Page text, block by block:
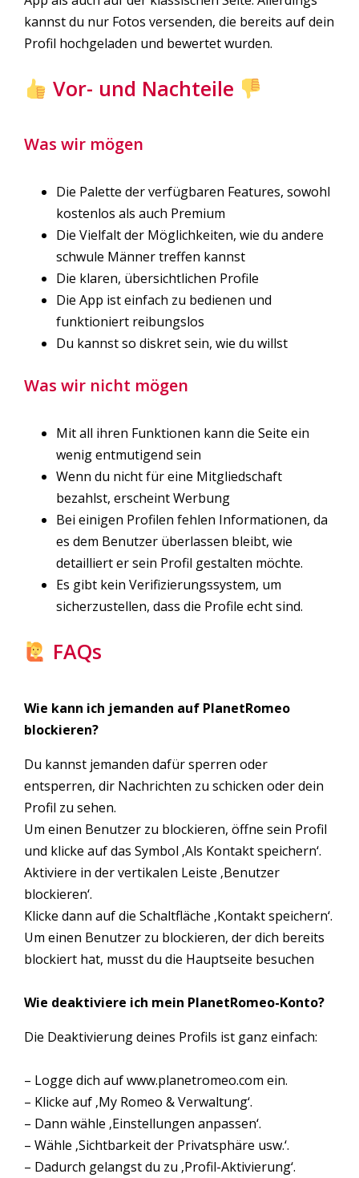
kannst du nur Fotos versenden, die bereits auf dein
Profil hochgeladen und bewertet wurden.
Vor- und Nachteile
Was wir mögen
Die Palette der verfügbaren Features, sowohl
kostenlos als auch Premium
Die Vielfalt der Möglichkeiten, wie du andere
schwule Männer treffen kannst
Die klaren, übersichtlichen Profile
Die App ist einfach zu bedienen und
funktioniert reibungslos
Du kannst so diskret sein, wie du willst
Was wir nicht mögen
Mit all ihren Funktionen kann die Seite ein
wenig entmutigend sein
Wenn du nicht für eine Mitgliedschaft
bezahlst, erscheint Werbung
Bei einigen Profilen fehlen Informationen, da
es dem Benutzer überlassen bleibt, wie
detailliert er sein Profil gestalten möchte.
Es gibt kein Verifizierungssystem, um
sicherzustellen, dass die Profile echt sind.
FAQs
Wie kann ich jemanden auf PlanetRomeo
blockieren?
Du kannst jemanden dafür sperren oder
entsperren, dir Nachrichten zu schicken oder dein
Profil zu sehen.
Um einen Benutzer zu blockieren, öffne sein Profil
und klicke auf das Symbol ‚Als Kontakt speichern‘.
Aktiviere in der vertikalen Leiste ‚Benutzer
blockieren‘.
Klicke dann auf die Schaltfläche ‚Kontakt speichern‘.
Um einen Benutzer zu blockieren, der dich bereits
blockiert hat, musst du die Hauptseite besuchen
Wie deaktiviere ich mein PlanetRomeo-Konto?
Die Deaktivierung deines Profils ist ganz einfach:
– Logge dich auf www.planetromeo.com ein.
– Klicke auf ‚My Romeo & Verwaltung‘.
– Dann wähle ‚Einstellungen anpassen‘.
– Wähle ‚Sichtbarkeit der Privatsphäre usw.‘.
– Dadurch gelangst du zu ‚Profil-Aktivierung‘.